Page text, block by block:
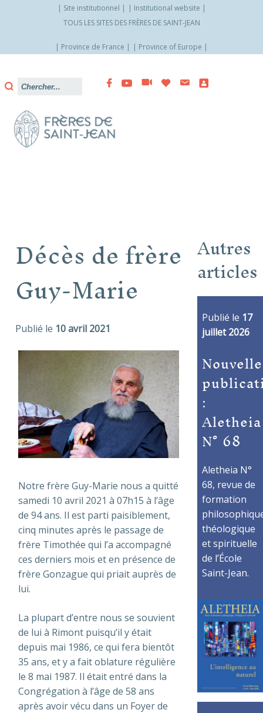
Site institutionnel
Institutional website
TOUS LES SITES DES FRÈRES DE SAINT-JEAN
Province de France
Province of Europe
le
Décès de frère
Guy-Marie
Publié le 10 avril 2021
Notre frère Guy-Marie nous a quitté
samedi 10 avril 2021 à 07h15 à l’âge
de 94 ans. Il est parti paisiblement,
cinq minutes après le passage de
frère Timothée qui l’a accompagné
ces derniers mois et en présence de
frère Gonzague qui priait auprès de
lui.
La plupart d’entre nous se souvient
de lui à Rimont puisqu’il y était
depuis mai 1986, ce qui fera bientôt
35 ans, et y a fait oblature régulière
le 8 mai 1987. Il était entré dans la
Congrégation à l’âge de 58 ans
après avoir vécu dans un Foyer de
Autres
articles
Publié le 17
juillet 2026
Nouvelle
:
Aletheia
N° 68
Aletheia N°
68, revue de
formation
théologique
et spirituelle
de l’École
Saint-Jean.